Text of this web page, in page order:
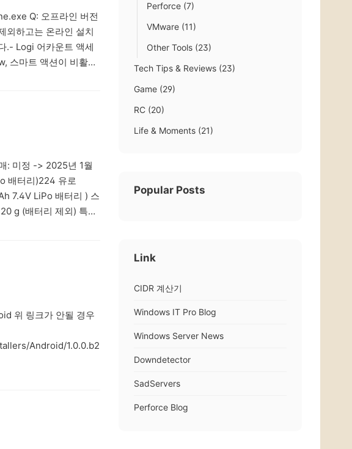
Perforce (7)
VMware (11)
Other Tools (23)
Tech Tips & Reviews (23)
Game (29)
RC (20)
Life & Moments (21)
Popular Posts
Link
CIDR 계산기
Windows IT Pro Blog
Windows Server News
Downdetector
SadServers
Perforce Blog
Q: 오프라인 버전
외하고는 온라인 설치
.- Logi 어카운트 액세
스마트 액션이 비활성
: 미정 -> 2025년 1월
배터리)224 유로
7.4V LiPo 배터리 ) 스
g (배터리 제외) 특징
위 링크가 안될 경우
Android/1.0.0.b22/EpicGamesStore-